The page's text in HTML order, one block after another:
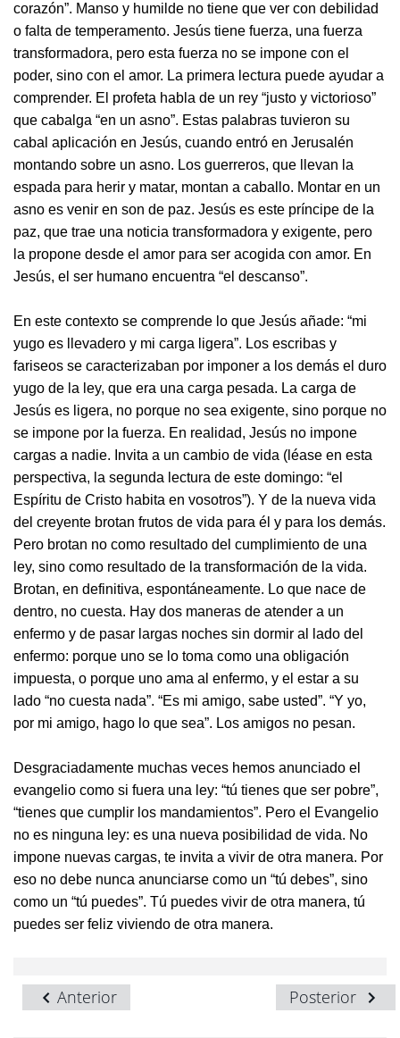
corazón”. Manso y humilde no tiene que ver con debilidad
o falta de temperamento. Jesús tiene fuerza, una fuerza
transformadora, pero esta fuerza no se impone con el
poder, sino con el amor. La primera lectura puede ayudar a
comprender. El profeta habla de un rey “justo y victorioso”
que cabalga “en un asno”. Estas palabras tuvieron su
cabal aplicación en Jesús, cuando entró en Jerusalén
montando sobre un asno. Los guerreros, que llevan la
espada para herir y matar, montan a caballo. Montar en un
asno es venir en son de paz. Jesús es este príncipe de la
paz, que trae una noticia transformadora y exigente, pero
la propone desde el amor para ser acogida con amor. En
Jesús, el ser humano encuentra “el descanso”.
En este contexto se comprende lo que Jesús añade: “mi
yugo es llevadero y mi carga ligera”. Los escribas y
fariseos se caracterizaban por imponer a los demás el duro
yugo de la ley, que era una carga pesada. La carga de
Jesús es ligera, no porque no sea exigente, sino porque no
se impone por la fuerza. En realidad, Jesús no impone
cargas a nadie. Invita a un cambio de vida (léase en esta
perspectiva, la segunda lectura de este domingo: “el
Espíritu de Cristo habita en vosotros”). Y de la nueva vida
del creyente brotan frutos de vida para él y para los demás.
Pero brotan no como resultado del cumplimiento de una
ley, sino como resultado de la transformación de la vida.
Brotan, en definitiva, espontáneamente. Lo que nace de
dentro, no cuesta. Hay dos maneras de atender a un
enfermo y de pasar largas noches sin dormir al lado del
enfermo: porque uno se lo toma como una obligación
impuesta, o porque uno ama al enfermo, y el estar a su
lado “no cuesta nada”. “Es mi amigo, sabe usted”. “Y yo,
por mi amigo, hago lo que sea”. Los amigos no pesan.
Desgraciadamente muchas veces hemos anunciado el
evangelio como si fuera una ley: “tú tienes que ser pobre”,
“tienes que cumplir los mandamientos”. Pero el Evangelio
no es ninguna ley: es una nueva posibilidad de vida. No
impone nuevas cargas, te invita a vivir de otra manera. Por
eso no debe nunca anunciarse como un “tú debes”, sino
como un “tú puedes”. Tú puedes vivir de otra manera, tú
puedes ser feliz viviendo de otra manera.
Posterior
Anterior